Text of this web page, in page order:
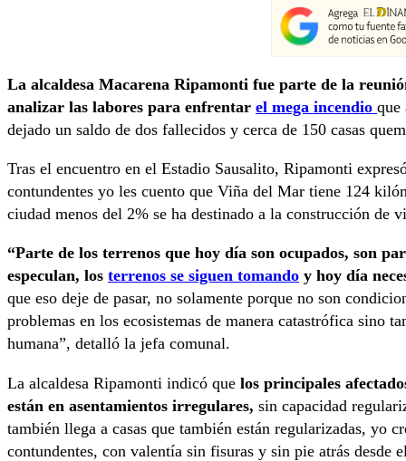
La alcaldesa Macarena Ripamonti fue parte de la
analizar las labores para enfrentar el mega incendio que
dejado un saldo de dos fallecidos y cerca de 150 casas
Tras el encuentro en el Estadio Sausalito, Ripamonti
contundentes yo les cuento que Viña del Mar tiene 124
ciudad menos del 2% se ha destinado a la construcción de
“Parte de los terrenos que hoy día son ocupados, son
especulan, los terrenos se siguen tomando y hoy día
que eso deje de pasar, no solamente porque no son
problemas en los ecosistemas de manera catastrófica sino
humana”, detalló la jefa comunal.
La alcaldesa Ripamonti indicó que los principales
están en asentamientos irregulares, sin capacidad
también llega a casas que también están regularizadas, yo
contundentes, con valentía sin fisuras y sin pie atrás desde